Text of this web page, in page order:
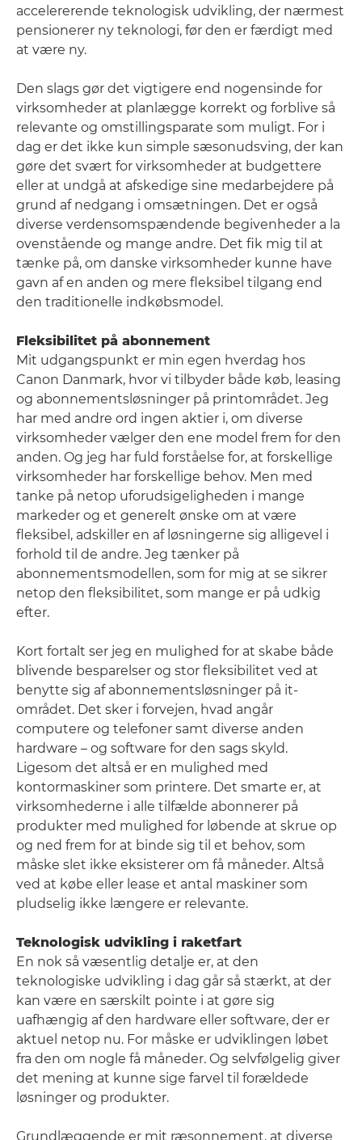
accelererende teknologisk udvikling, der nærmest
pensionerer ny teknologi, før den er færdigt med
at være ny.
Den slags gør det vigtigere end nogensinde for
virksomheder at planlægge korrekt og forblive så
relevante og omstillingsparate som muligt. For i
dag er det ikke kun simple sæsonudsving, der kan
gøre det svært for virksomheder at budgettere
eller at undgå at afskedige sine medarbejdere på
grund af nedgang i omsætningen. Det er også
diverse verdensomspændende begivenheder a la
ovenstående og mange andre. Det fik mig til at
tænke på, om danske virksomheder kunne have
gavn af en anden og mere fleksibel tilgang end
den traditionelle indkøbsmodel.
Fleksibilitet på abonnement
Mit udgangspunkt er min egen hverdag hos
Canon Danmark, hvor vi tilbyder både køb, leasing
og abonnementsløsninger på printområdet. Jeg
har med andre ord ingen aktier i, om diverse
virksomheder vælger den ene model frem for den
anden. Og jeg har fuld forståelse for, at forskellige
virksomheder har forskellige behov. Men med
tanke på netop uforudsigeligheden i mange
markeder og et generelt ønske om at være
fleksibel, adskiller en af løsningerne sig alligevel i
forhold til de andre. Jeg tænker på
abonnementsmodellen, som for mig at se sikrer
netop den fleksibilitet, som mange er på udkig
efter.
Kort fortalt ser jeg en mulighed for at skabe både
blivende besparelser og stor fleksibilitet ved at
benytte sig af abonnementsløsninger på it-
området. Det sker i forvejen, hvad angår
computere og telefoner samt diverse anden
hardware – og software for den sags skyld.
Ligesom det altså er en mulighed med
kontormaskiner som printere. Det smarte er, at
virksomhederne i alle tilfælde abonnerer på
produkter med mulighed for løbende at skrue op
og ned frem for at binde sig til et behov, som
måske slet ikke eksisterer om få måneder. Altså
ved at købe eller lease et antal maskiner som
pludselig ikke længere er relevante.
Teknologisk udvikling i raketfart
En nok så væsentlig detalje er, at den
teknologiske udvikling i dag går så stærkt, at der
kan være en særskilt pointe i at gøre sig
uafhængig af den hardware eller software, der er
aktuel netop nu. For måske er udviklingen løbet
fra den om nogle få måneder. Og selvfølgelig giver
det mening at kunne sige farvel til forældede
løsninger og produkter.
Grundlæggende er mit ræsonnement, at diverse